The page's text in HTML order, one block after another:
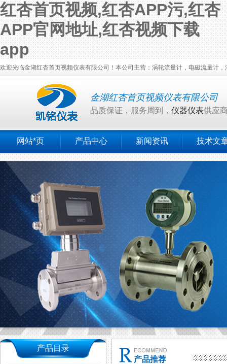
红杏首页视频,红杏APP污,红杏
APP官网地址,红杏视频下载
app
欢迎光临金湖红杏首页视频仪表有限公司！本公司主营：涡轮流量计，电磁流量计，
金湖红杏首页视频仪表有限公司
品质保证，服务周到， 仪器仪表供应
网站*页 产品中心 新闻资讯 技术文
产品目录
产品推荐